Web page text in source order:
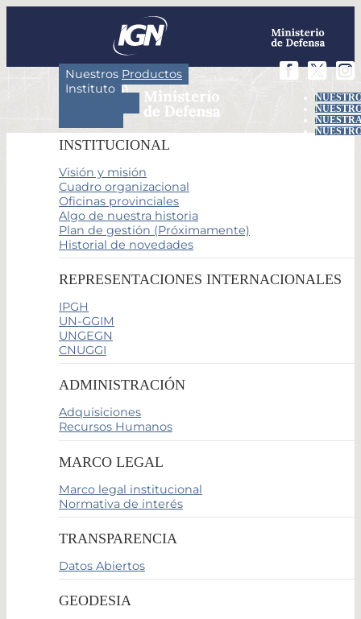
Nuestros Productos
Instituto
INSTITUCIONAL
Visión y misión
Cuadro organizacional
Oficinas provinciales
Algo de nuestra historia
Plan de gestión (Próximamente)
Historial de novedades
REPRESENTACIONES INTERNACIONALES
IPGH
UN-GGIM
UNGEGN
CNUGGI
ADMINISTRACIÓN
Adquisiciones
Recursos Humanos
MARCO LEGAL
Marco legal institucional
Normativa de interés
TRANSPARENCIA
Datos Abiertos
GEODESIA